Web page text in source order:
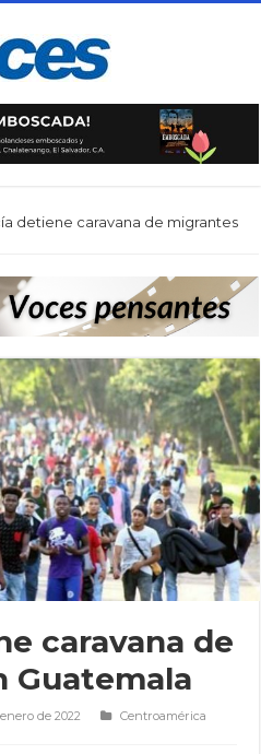
detiene caravana de migrantes
caravana de
Guatemala
de 2022
Centroamérica